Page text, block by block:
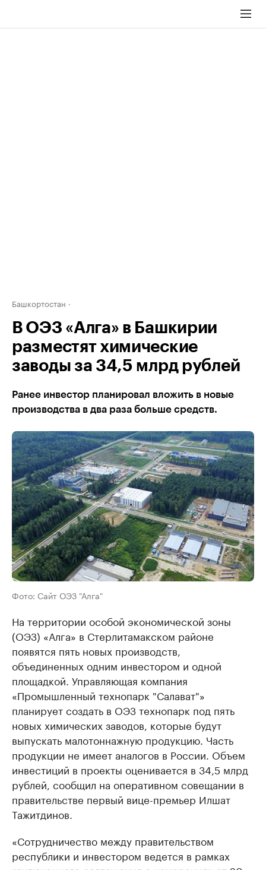
Башкортостан
В ОЭЗ «Алга» в Башкирии
разместят химические
заводы за 34,5 млрд рублей
Ранее инвестор планировал вложить в новые
производства в два раза больше средств.
Фото: Сайт ОЭЗ "Алга"
На территории особой экономической зоны
(ОЭЗ) «Алга» в Стерлитамакском районе
появятся пять новых производств,
объединенных одним инвестором и одной
площадкой. Управляющая компания
«Промышленный технопарк "Салават"»
планирует создать в ОЭЗ технопарк под пять
новых химических заводов, которые будут
выпускать малотоннажную продукцию. Часть
продукции не имеет аналогов в России. Объем
инвестиций в проекты оценивается в 34,5 млрд
рублей, сообщил на оперативном совещании в
правительстве первый вице-премьер Илшат
Тажитдинов.
«Сотрудничество между правительством
республики и инвестором ведется в рамках